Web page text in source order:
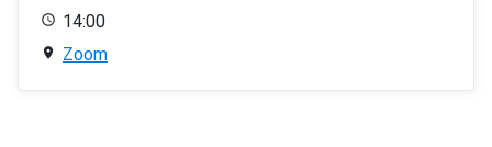
14:00
Zoom